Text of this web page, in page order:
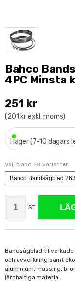
Bahco
4PC Minsta
251 kr
(201 kr exkl. moms)
•I lager (7-10 dagars
Välj bland 48 varianter:
ST
Bandsågblad
och avverkning samt
aluminium, mässing,
järnhaltiga material.